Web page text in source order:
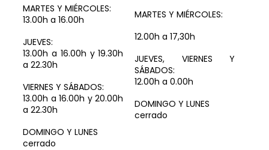
MARTES Y MIÉRCOLES:
13.00h a 16.00h
JUEVES:
13.00h a 16.00h y 19.30h
a 22.30h
VIERNES Y SÁBADOS:
13.00h a 16.00h y 20.00h
a 22.30h
DOMINGO Y LUNES
cerrado
MARTES Y MIÉRCOLES:
12.00h a 17,30h
JUEVES, VIERNES Y
SÁBADOS:
12.00h a 0.00h
DOMINGO Y LUNES
cerrado